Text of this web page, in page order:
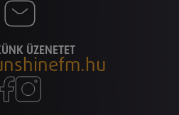
ÜZENETET